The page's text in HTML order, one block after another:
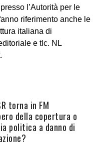
l’Autorità per le
riferimento anche le
italiana di
e tlc. NL
torna in FM
della copertura o
politica a danno di